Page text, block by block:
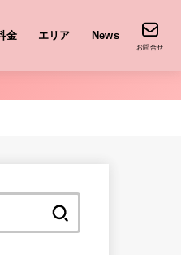
金 エリア News
お問合せ